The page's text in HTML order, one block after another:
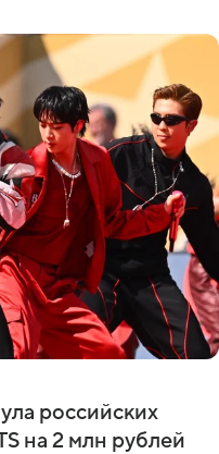
российских
на 2 млн рублей